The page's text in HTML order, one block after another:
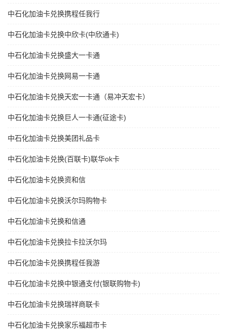
中石化加油卡兑换携程任我行
中石化加油卡兑换中欣卡(中欣通卡)
中石化加油卡兑换盛大一卡通
中石化加油卡兑换网易一卡通
中石化加油卡兑换天宏一卡通（易冲天宏卡）
中石化加油卡兑换巨人一卡通(征途卡)
中石化加油卡兑换美团礼品卡
中石化加油卡兑换(百联卡)联华ok卡
中石化加油卡兑换资和信
中石化加油卡兑换沃尔玛购物卡
中石化加油卡兑换和信通
中石化加油卡兑换拉卡拉沃尔玛
中石化加油卡兑换携程任我游
中石化加油卡兑换中银通支付(银联购物卡)
中石化加油卡兑换瑞祥商联卡
中石化加油卡兑换家乐福超市卡